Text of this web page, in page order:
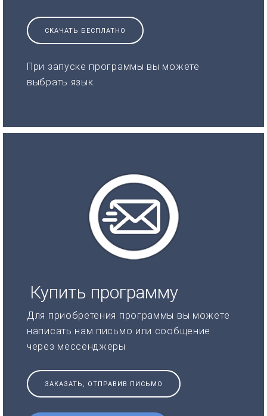
СКАЧАТЬ БЕСПЛАТНО
При запуске программы вы можете
выбрать язык.
Купить программу
Для приобретения программы вы можете
написать нам письмо или сообщение
через мессенджеры
ЗАКАЗАТЬ, ОТПРАВИВ ПИСЬМО